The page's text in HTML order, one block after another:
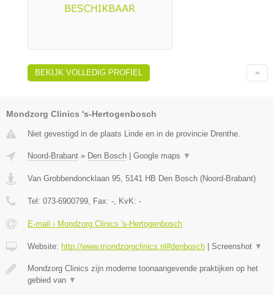
BEKIJK VOLLEDIG PROFIEL
Mondzorg Clinics 's-Hertogenbosch
Niet gevestigd in de plaats Linde en in de provincie Drenthe.
Noord-Brabant » Den Bosch | Google maps ▼
Van Grobbendoncklaan 95 5141 HB Den Bosch (Noord-Brabant)
Tel: 073-6900799 , Fax: - , KvK: -
E-mail › Mondzorg Clinics 's-Hertogenbosch
Website: http://www.mondzorgclinics.nl#denbosch | Screenshot ▼
Mondzorg Clinics zijn moderne toonaangevende praktijken op het
gebied van ▼